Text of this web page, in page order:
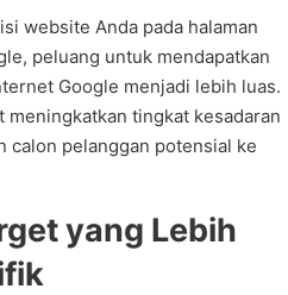
website Anda pada halaman
peluang untuk mendapatkan
Google menjadi lebih luas.
meningkatkan tingkat kesadaran
calon pelanggan potensial ke
yang Lebih